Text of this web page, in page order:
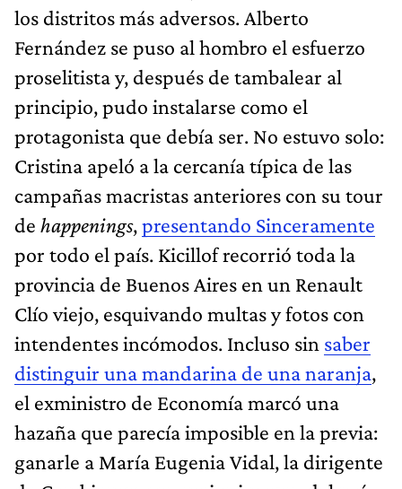
los distritos más adversos. Alberto
Fernández se puso al hombro el esfuerzo
proselitista y, después de tambalear al
principio, pudo instalarse como el
protagonista que debía ser. No estuvo solo:
Cristina apeló a la cercanía típica de las
campañas macristas anteriores con su tour
de happenings,presentando Sinceramente
por todo el país. Kicillof recorrió toda la
provincia de Buenos Aires en un Renault
Clío viejo, esquivando multas y fotos con
intendentes incómodos. Incluso sin saber
distinguir una mandarina de una naranja,
el exministro de Economía marcó una
hazaña que parecía imposible en la previa:
ganarle a María Eugenia Vidal, la dirigente